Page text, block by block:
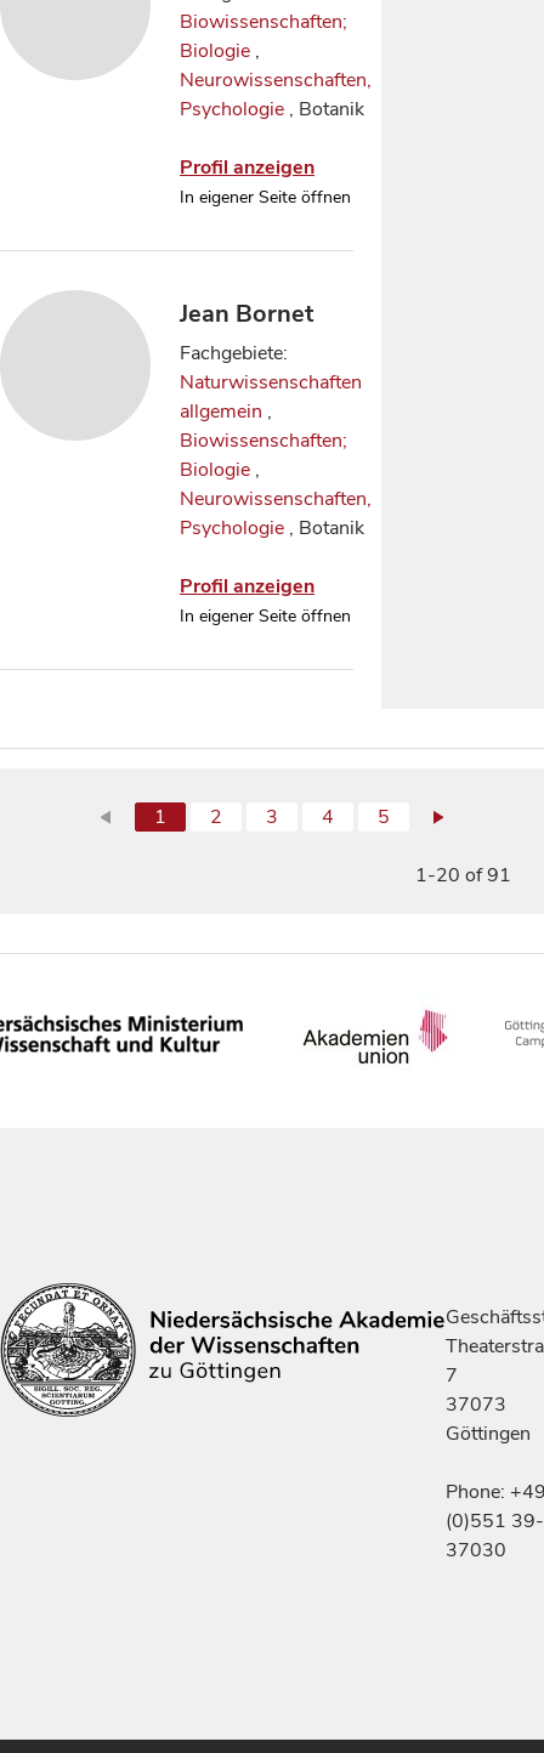
Biowissenschaften;
Biologie ,
Neurowissenschaften,
Psychologie , Botanik
Profil anzeigen
In eigener Seite öffnen
Jean Bornet
Fachgebiete:
Naturwissenschaften
allgemein ,
Biowissenschaften;
Biologie ,
Neurowissenschaften,
Psychologie , Botanik
Profil anzeigen
In eigener Seite öffnen
1 2 3 4 5
1-20 of 91
7
37073
Göttingen
Phone:
(0)551 39-
37030